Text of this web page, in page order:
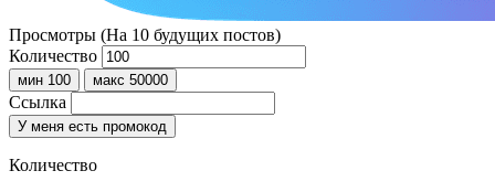
Просмотры (На 10 будущих постов)
Количество
мин 100 макс 50000
Ссылка
У меня есть промокод
Количество